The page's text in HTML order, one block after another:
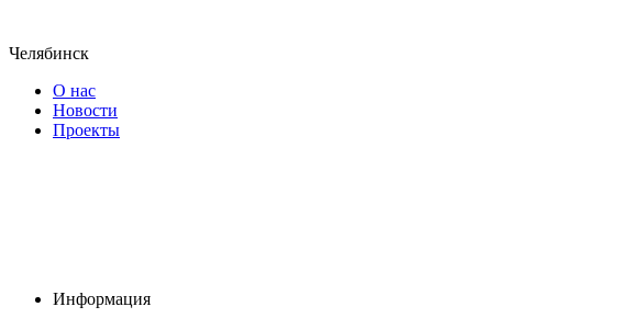
Челябинск
О нас
Новости
Проекты
Информация